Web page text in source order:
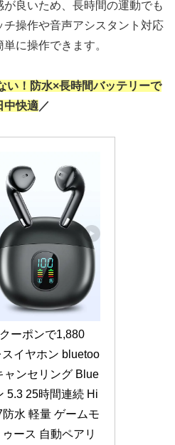
良いため、長時間の運動でも
操作や音声アシスタント対応
に操作できます。
い！防水×長時間バッテリーで
中快適 ／
ーポンで1,880
イヤホン bluetoo
ャンセリング Blue
5.3 25時間連続 Hi
水 軽量 ゲームモ
ース 自動ペアリ